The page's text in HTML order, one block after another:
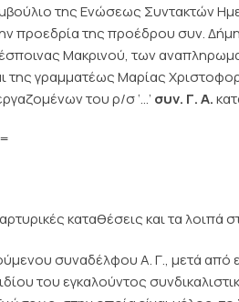
της Ενώσεως Συντακτών
προεδρία της προέδρου συν.
Μακρινού, των
της γραμματέως Μαρίας
του ρ/σ ‘…’ συν. Γ. Α.
καταθέσεις και τα λοιπά
συναδέλφου Α. Γ., μετά από
του εγκαλούντος